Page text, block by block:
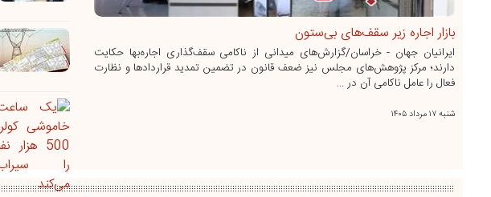
بازار اجاره زیر سقف‌های بی‌ستون
ایرانیان جهان - خراسان/گزارش‌های میدانی از ناکامی سقف‌گذاری اجاره‌بها حکایت
دارند؛ مرکز پژوهش‌های مجلس نیز ضعف قانون در تضمین تمدید قراردادها و نظارت
فعال را عامل ناکامی آن در ...
شنبه ۱۷ مرداد ۱۴۰۵